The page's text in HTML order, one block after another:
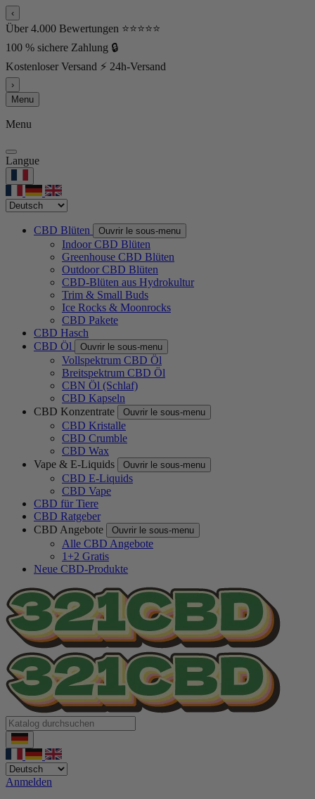
‹
Über 4.000 Bewertungen ⭐⭐⭐⭐⭐
100 % sichere Zahlung 🔒
Kostenloser Versand ⚡ 24h-Versand
›
Menu
Menu
Langue
CBD Blüten Ouvrir le sous-menu
Indoor CBD Blüten
Greenhouse CBD Blüten
Outdoor CBD Blüten
CBD-Blüten aus Hydrokultur
Trim & Small Buds
Ice Rocks & Moonrocks
CBD Pakete
CBD Hasch
CBD Öl
Ouvrir le sous-menu
Vollspektrum CBD Öl
Breitspektrum CBD Öl
CBN Öl (Schlaf)
CBD Kapseln
CBD Konzentrate
Ouvrir le sous-menu
CBD Kristalle
CBD Crumble
CBD Wax
Vape & E-Liquids
Ouvrir le sous-menu
CBD E-Liquids
CBD Vape
CBD für Tiere
CBD Ratgeber
CBD Angebote
Ouvrir le sous-menu
Alle CBD Angebote
1+2 Gratis
Neue CBD-Produkte
Anmelden